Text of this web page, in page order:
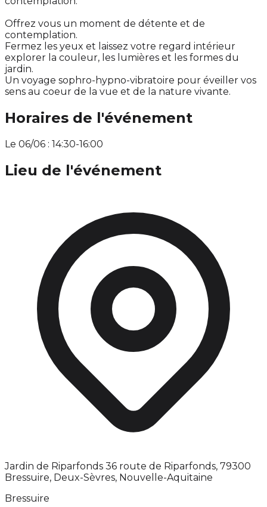
Offrez vous un moment de détente et de
contemplation.
Fermez les yeux et laissez votre regard intérieur
explorer la couleur, les lumières et les formes du
jardin.
Un voyage sophro-hypno-vibratoire pour éveiller vos
sens au coeur de la vue et de la nature vivante.
Horaires de l'événement
Le 06/06 : 14:30-16:00
Lieu de l'événement
Jardin de Riparfonds 36 route de Riparfonds, 79300
Bressuire, Deux-Sèvres, Nouvelle-Aquitaine
Bressuire